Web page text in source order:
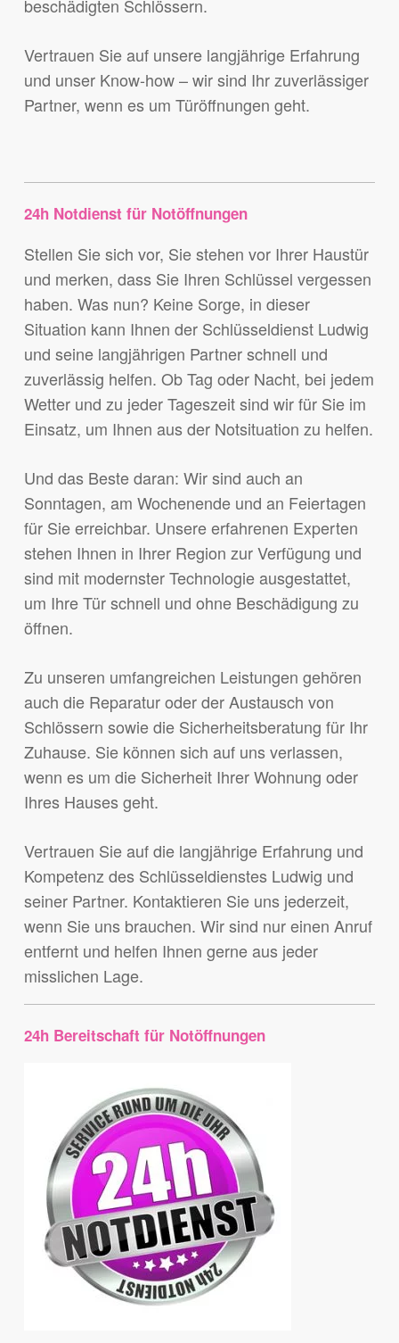
beschädigten Schlössern.
Vertrauen Sie auf unsere langjährige Erfahrung
und unser Know-how – wir sind Ihr zuverlässiger
Partner, wenn es um Türöffnungen geht.
24h Notdienst für Notöffnungen
Stellen Sie sich vor, Sie stehen vor Ihrer Haustür
und merken, dass Sie Ihren Schlüssel vergessen
haben. Was nun? Keine Sorge, in dieser
Situation kann Ihnen der Schlüsseldienst Ludwig
und seine langjährigen Partner schnell und
zuverlässig helfen. Ob Tag oder Nacht, bei jedem
Wetter und zu jeder Tageszeit sind wir für Sie im
Einsatz, um Ihnen aus der Notsituation zu helfen.
Und das Beste daran: Wir sind auch an
Sonntagen, am Wochenende und an Feiertagen
für Sie erreichbar. Unsere erfahrenen Experten
stehen Ihnen in Ihrer Region zur Verfügung und
sind mit modernster Technologie ausgestattet,
um Ihre Tür schnell und ohne Beschädigung zu
öffnen.
Zu unseren umfangreichen Leistungen gehören
auch die Reparatur oder der Austausch von
Schlössern sowie die Sicherheitsberatung für Ihr
Zuhause. Sie können sich auf uns verlassen,
wenn es um die Sicherheit Ihrer Wohnung oder
Ihres Hauses geht.
Vertrauen Sie auf die langjährige Erfahrung und
Kompetenz des Schlüsseldienstes Ludwig und
seiner Partner. Kontaktieren Sie uns jederzeit,
wenn Sie uns brauchen. Wir sind nur einen Anruf
entfernt und helfen Ihnen gerne aus jeder
misslichen Lage.
24h Bereitschaft für Notöffnungen